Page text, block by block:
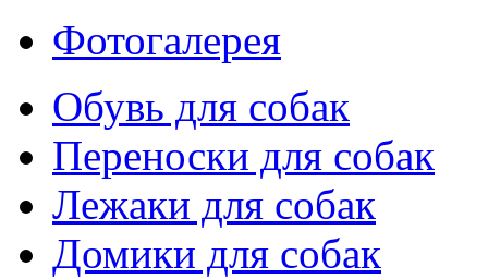
Фотогалерея
Обувь для собак
Переноски для собак
Лежаки для собак
Домики для собак